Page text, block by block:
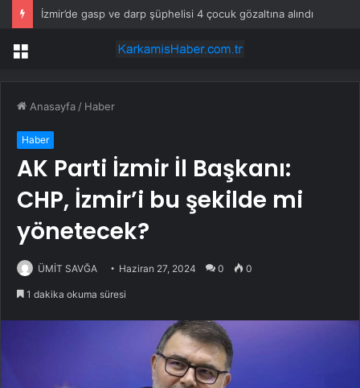
İzmir’de gasp ve darp şüphelisi 4 çocuk gözaltına alındı
Menü
Anasayfa / Haber
Haber
AK Parti İzmir İl Başkanı:
CHP, İzmir’i bu şekilde mi
yönetecek?
ÜMİT SAVĞA Haziran 27, 2024 0 0
1 dakika okuma süresi